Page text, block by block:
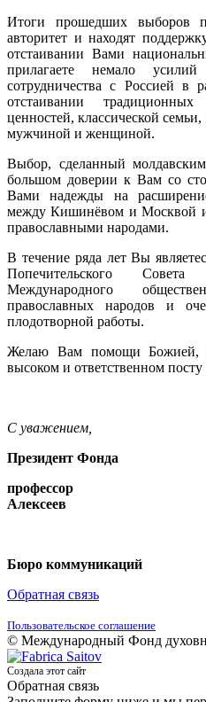
Итоги прошедших выборов
авторитет и находят
отстаивании Вами
прилагаете немало
сотрудничества с Россией в
отстаивании
ценностей, классической
мужчиной и женщиной.
Выбор, сделанный
большом доверии к Вам со
Вами надежды на
между Кишинёвом и Москвой
православными народами.
В течение ряда лет Вы
Попечительского
Международного
православных народов и
плодотворной работы.
Желаю Вам помощи Божией,
высоком и ответственном
С уважением,
Президент Фонда
Алексеев
Бюро коммуникаций
Обратная связь
Пользовательское соглашение
© Международный Фонд
Создала этот сайт
Обратная связь